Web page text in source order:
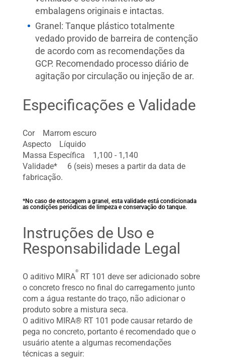
embalagens originais e intactas.
Granel: Tanque plástico totalmente
vedado provido de barreira de contenção
de acordo com as recomendações da
GCP. Recomendado processo diário de
agitação por circulação ou injeção de ar.
Especificações e Validade
Cor Marrom escuro
Aspecto Líquido
Massa Específica 1,100 - 1,140
Validade* 6 (seis) meses a partir da data de
fabricação.
*No caso de estocagem a granel, esta validade está condicionada
as condições periódicas de limpeza e conservação do tanque.
Instruções de Uso e
Responsabilidade Legal
O aditivo MIRA
®
RT 101 deve ser adicionado sobre
o concreto fresco no final do carregamento junto
com a água restante do traço, não adicionar o
produto sobre a mistura seca.
O aditivo MIRA® RT 101 pode causar retardo de
pega no concreto, portanto é recomendado que o
usuário atente a algumas recomendações
técnicas a seguir: